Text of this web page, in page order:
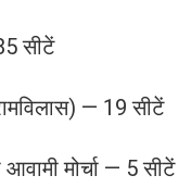
सीटें
— 19 सीटें
आवामी मोर्चा — 5 सीटें